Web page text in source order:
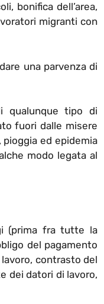
bonifica dell’area,
migranti con
una parvenza di
qualunque tipo di
fuori dalle misere
pioggia ed epidemia
modo legata al
(prima fra tutte la
del pagamento
contrasto del
dei datori di lavoro,